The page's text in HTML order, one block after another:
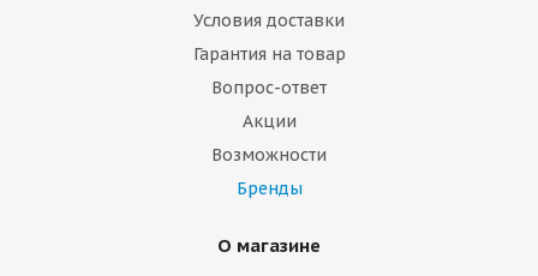
Условия доставки
Гарантия на товар
Вопрос-ответ
Акции
Возможности
Бренды
О магазине